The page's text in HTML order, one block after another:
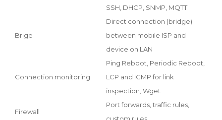
SSH, DHCP, SNMP, MQTT
Brige
Direct connection (bridge)
between mobile ISP and
device on LAN
Connection monitoring
Ping Reboot, Periodic Reboot,
LCP and ICMP for link
inspection, Wget
Firewall
Port forwards, traffic rules,